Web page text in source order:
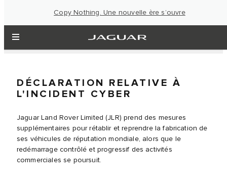
Copy Nothing. Une nouvelle ère s’ouvre
DÉCLARATION RELATIVE À
L'INCIDENT CYBER
Jaguar Land Rover Limited (JLR) prend des mesures
supplémentaires pour rétablir et reprendre la fabrication de
ses véhicules de réputation mondiale, alors que le
redémarrage contrôlé et progressif des activités
commerciales se poursuit.